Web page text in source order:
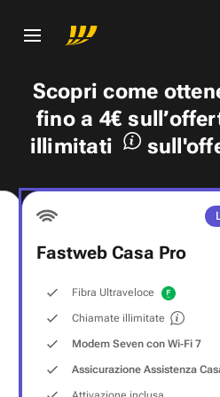
Scopri come
fino a 4€
illimitati
Fastweb Casa Pro
Fibra Ultraveloce
Chiamate illimitate
Modem Seven con Wi‑Fi 7
Assicurazione Assistenza